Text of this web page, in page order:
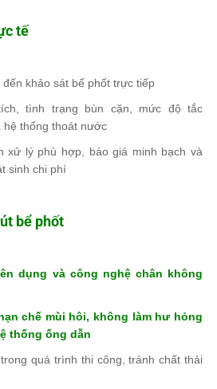
tế
đến khảo sát bể phốt trực tiếp
tình trạng bùn cặn, mức độ tắc
hệ thống thoát nước
xử lý phù hợp, báo giá minh bạch và
sinh chi phí
bể phốt
dụng và công nghệ chân không
chế mùi hôi, không làm hư hỏng
thống ống dẫn
quá trình thi công, tránh chất thải